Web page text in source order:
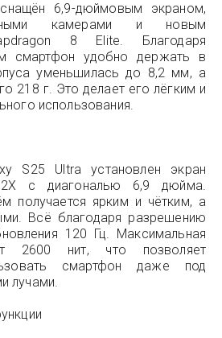
6,9-дюймовым экраном,
камерами и новым
8 Elite. Благодаря
смартфон удобно держать в
уменьшилась до 8,2 мм, а
218 г. Это делает его лёгким и
использования.
S25 Ultra установлен экран
2X с диагональю 6,9 дюйма.
получается ярким и чётким, а
Всё благодаря разрешению
120 Гц. Максимальная
2600 нит, что позволяет
смартфон даже под
лучами.